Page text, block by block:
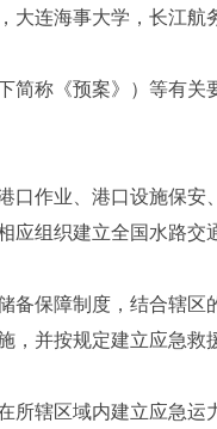
连海事大学，长江航
称《预案》）等有关
业、港口设施保安
组织建立全国水路交
保障制度，结合辖区
并按规定建立应急救
辖区域内建立应急运